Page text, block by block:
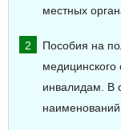
местных
Пособия на
медицинского
инвалидам. В